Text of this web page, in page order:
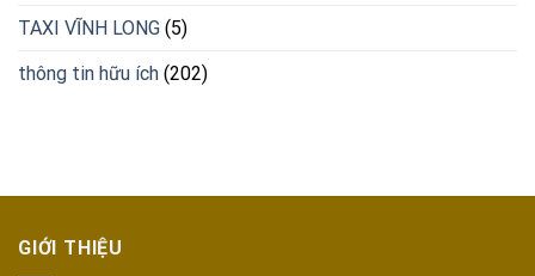
TAXI VĨNH LONG (5)
thông tin hữu ích (202)
GIỚI THIỆU